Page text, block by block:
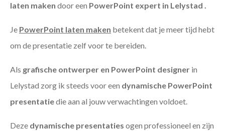
laten maken door een PowerPoint expert in Lelystad .
Je PowerPoint laten maken betekent dat je meer tijd hebt
om de presentatie zelf voor te bereiden.
Als grafische ontwerper en PowerPoint designer in
Lelystad zorg ik steeds voor een dynamische PowerPoint
presentatiedie aan al jouw verwachtingen voldoet.
Deze dynamische presentaties ogen professioneel en zijn